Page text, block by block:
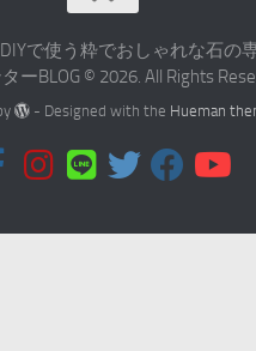
で使う粋でおしゃれな石の
ーBLOG © 2026. All Rights
- Designed with the Hueman